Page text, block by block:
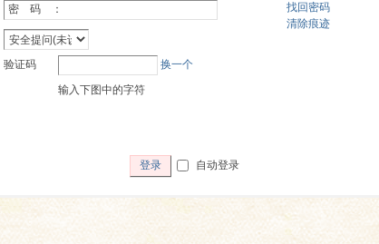
密 码 ：
验证码
换一个
输入下图中的字符
找回密码
清除痕迹
登录 自动登录